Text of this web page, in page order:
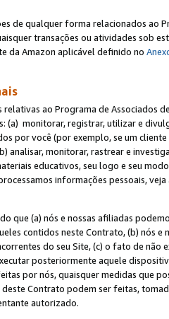
de qualquer forma relacionados ao
transações ou atividades sob
da Amazon aplicável definido no
relativas ao Programa de Associados
(a) monitorar, registrar, utilizar e
por você (por exemplo, se um
analisar, monitorar, rastrear e
educativos, seu logo e seu
informações pessoais,
que (a) nós e nossas afiliadas
contidos neste Contrato, (b) nós
do seu Site, (c) o fato de
posteriormente aquele
por nós, quaisquer medidas que
Contrato podem ser feitas,
autorizado.